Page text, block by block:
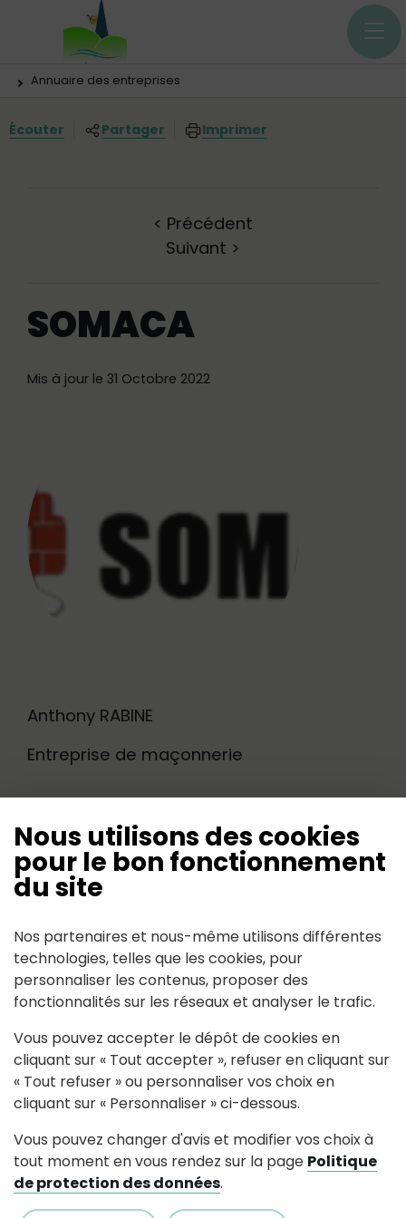
Panneau de gestion des cookies
Nous utilisons des cookies
pour le bon fonctionnement
du site
Nos partenaires et nous-même utilisons différentes
technologies, telles que les cookies, pour
personnaliser les contenus, proposer des
fonctionnalités sur les réseaux et analyser le trafic.
Vous pouvez accepter le dépôt de cookies en
cliquant sur « Tout accepter », refuser en cliquant sur
« Tout refuser » ou personnaliser vos choix en
cliquant sur « Personnaliser » ci-dessous.
Vous pouvez changer d'avis et modifier vos choix à
tout moment en vous rendez sur la page Politique
de protection des données.
Menu principal
Vous êtes ici:
Annuaire des entreprises
Écouter Partager Imprimer
< Précédent
Suivant >
SOMACA
Mis à jour le 31 Octobre 2022
Anthony RABINE
Entreprise de maçonnerie
Contact
Pouillé-les-Coteaux
somaca.sarl(at)orange.fr
02 40 09 71 74
Facebook: